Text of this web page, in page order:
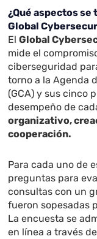
¿Qué aspectos se
Global
ElGlobal
mide el
ciberseguridad
torno a la Agenda
(GCA) y sus cinco
desempeño de
organizativo,
cooperación.
Para cada uno de
preguntas para
consultas con un
fueron sopesadas
La encuesta se
en línea a través